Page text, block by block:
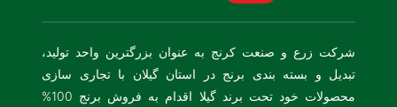
شرکت زرع و صنعت کرنج به عنوان بزرگترین واحد تولید،
تبدیل و بسته بندی برنج در استان گیلان با تجاری سازی
محصولات خود تحت برند گیلا اقدام به فروش برنج 100%